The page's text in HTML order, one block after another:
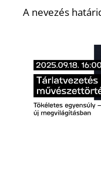
A nevezés